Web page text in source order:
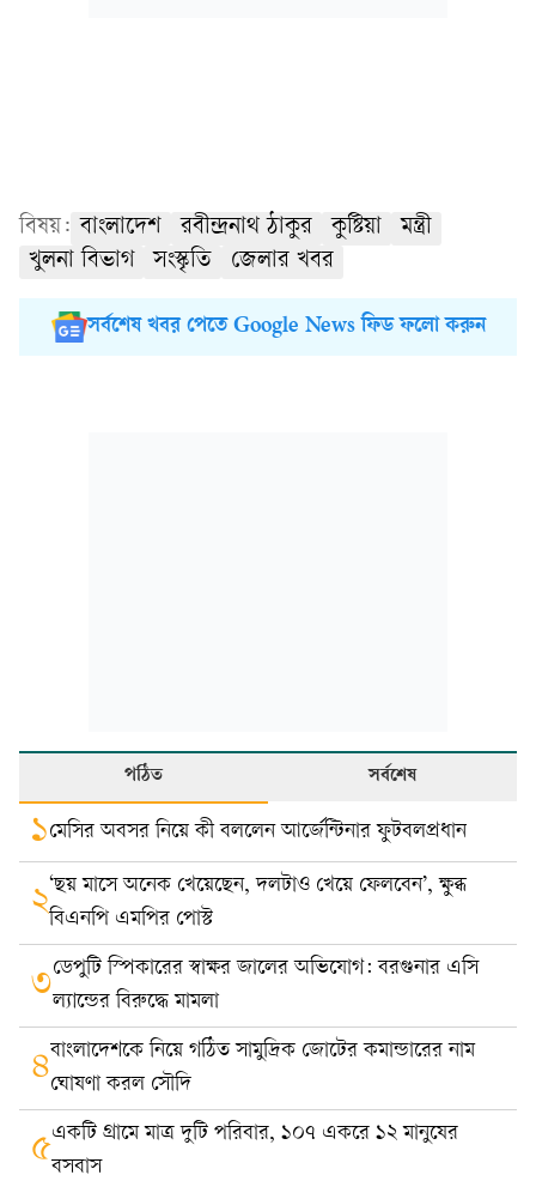
বিষয়: বাংলাদেশ রবীন্দ্রনাথ ঠাকুর কুষ্টিয়া
মন্ত্রী
খুলনা বিভাগ
সংস্কৃতি জেলার খবর
সর্বশেষ খবর পেতে Google News ফিড ফলো করুন
পঠিত সর্বশেষ
১মেসির অবসর নিয়ে কী বললেন আর্জেন্টিনার ফুটবলপ্রধান
২‘ছয় মাসে অনেক খেয়েছেন, দলটাও খেয়ে ফেলবেন’, ক্ষুব্ধ
বিএনপি এমপির পোস্ট
৩ডেপুটি স্পিকারের স্বাক্ষর জালের অভিযোগ: বরগুনার এসি
ল্যান্ডের বিরুদ্ধে মামলা
৪বাংলাদেশকে নিয়ে গঠিত সামুদ্রিক জোটের কমান্ডারের নাম
ঘোষণা করল সৌদি
৫একটি গ্রামে মাত্র দুটি পরিবার, ১০৭ একরে ১২ মানুষের
বসবাস